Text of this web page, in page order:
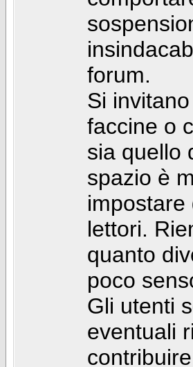
forum.
Si
faccine o
sia quello
spazio è
impostare
lettori.
quanto
poco
Gli utenti
eventuali